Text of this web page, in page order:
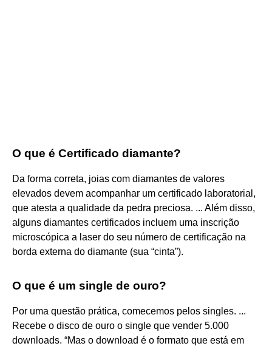
O que é Certificado diamante?
Da forma correta, joias com diamantes de valores
elevados devem acompanhar um certificado laboratorial,
que atesta a qualidade da pedra preciosa. ... Além disso,
alguns diamantes certificados incluem uma inscrição
microscópica a laser do seu número de certificação na
borda externa do diamante (sua “cinta”).
O que é um single de ouro?
Por uma questão prática, comecemos pelos singles. ...
Recebe o disco de ouro o single que vender 5.000
downloads. “Mas o download é o formato que está em